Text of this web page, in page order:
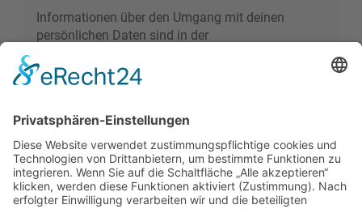
Informationen über den Umgang mit deinen
persönlichen Daten sind in der